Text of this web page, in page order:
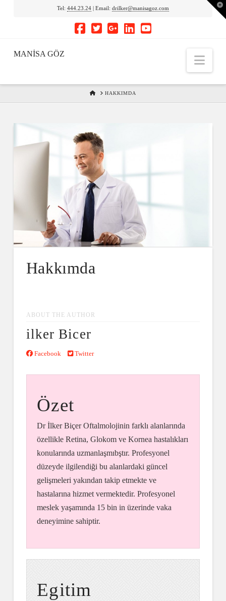
Tel: 444.23.24| Email: drilker@manisagoz.com
MANİSA GÖZ
HOMEHAKKIMDA
Hakkımda
ABOUT THE AUTHOR
ilker Bicer
Facebook Twitter
Özet
Dr İlker Biçer Oftalmolojinin farklı alanlarında
özellikle Retina, Glokom ve Kornea hastalıkları
konularında uzmanlaşmıbştır. Profesyonel
düzeyde ilgilendiği bu alanlardaki güncel
gelişmeleri yakından takip etmekte ve
hastalarına hizmet vermektedir. Profesyonel
meslek yaşamında 15 bin in üzerinde vaka
deneyimine sahiptir.
Egitim